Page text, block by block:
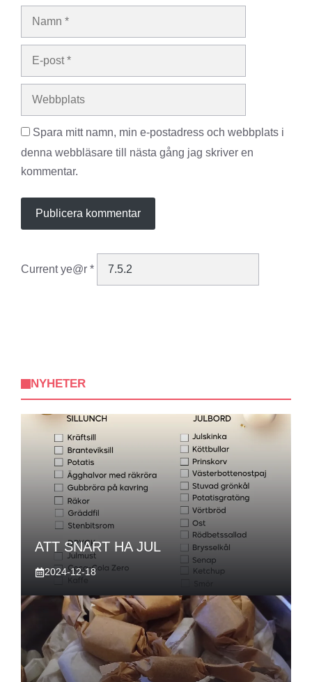
Namn
Spara mitt namn, min e-postadress och webbplats i
denna webbläsare till nästa gång jag skriver en
kommentar.
Current ye@r *
NYHETER
ATT SNART HA JUL
2024-12-18